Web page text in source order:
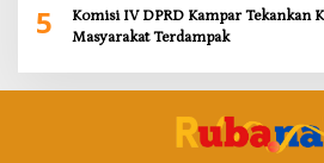
5
Komisi IV DPRD Kampar Tekankan
Masyarakat Terdampak